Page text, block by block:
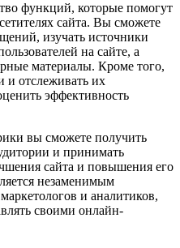
функций, которые помогут
сайта. Вы сможете
изучать источники
на сайте, а
материалы. Кроме того,
и отслеживать их
эффективность
вы сможете получить
и принимать
сайта и повышения его
незаменимым
и аналитиков,
своими онлайн-